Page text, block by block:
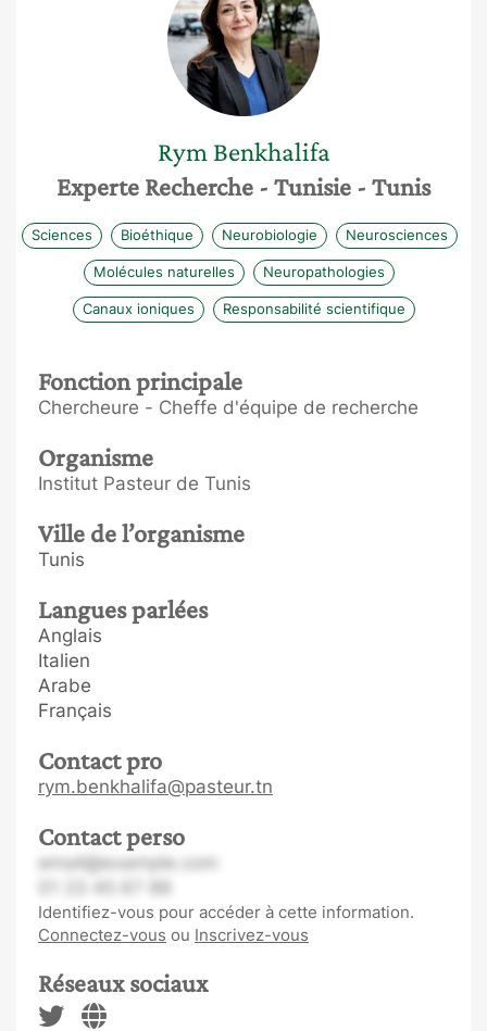
Rym Benkhalifa
Experte Recherche - Tunisie - Tunis
Sciences Bioéthique Neurobiologie Neurosciences
Molécules naturelles Neuropathologies
Canaux ioniques Responsabilité scientifique
Fonction principale
Chercheure - Cheffe d'équipe de recherche
Organisme
Institut Pasteur de Tunis
Ville de l’organisme
Tunis
Langues parlées
Anglais
Italien
Arabe
Français
Contact pro
rym.benkhalifa@pasteur.tn
Contact perso
email@example.com
Identifiez-vous pour accéder à cette information.
Connectez-vous ou Inscrivez-vous
Réseaux sociaux